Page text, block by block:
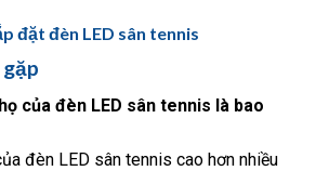
đặt đèn LED sân tennis
của đèn LED sân tennis là bao
đèn LED sân tennis cao hơn nhiều